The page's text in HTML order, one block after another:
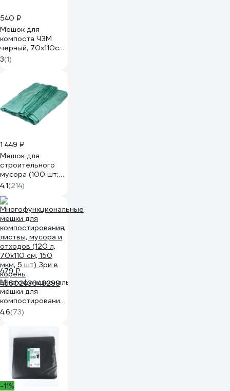
540 ₽
Мешок для
компоста ЧЗМ
черный, 70x110см
4953
3(1)
1 449 ₽
Мешок для
строительного
мусора (100 шт;
55х95 см;
зеленый) Gigant
12-004
4.1(214)
479 ₽
Многофункциональные
мешки для
компостирования,
листвы, мусора и
отходов (120 л,
мкм, 5 шт) Зри в
корень
4650243048299
4.6(73)
-11%